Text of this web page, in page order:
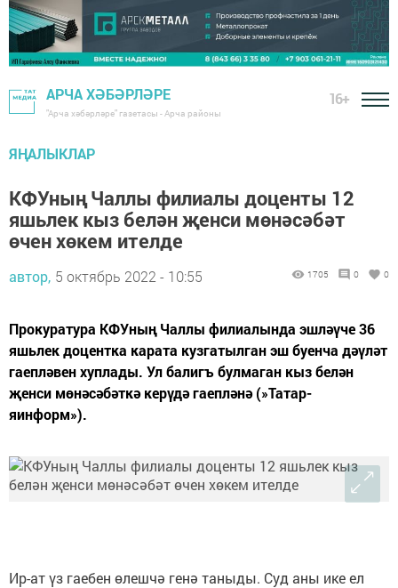
АРЧА ХӘБӘРЛӘРЕ
"Арча хәбәрләре" газетасы - Арча районы
16+
ЯҢАЛЫКЛАР
КФУның Чаллы филиалы доценты 12
яшьлек кыз белән җенси мөнәсәбәт
өчен хөкем ителде
автор, 5 октябрь 2022 - 10:55 1705 0 0
Прокуратура КФУның Чаллы филиалында эшләүче 36
яшьлек доцентка карата кузгатылган эш буенча дәүләт
гаепләвен хуплады. Ул балигъ булмаган кыз белән
җенси мөнәсәбәткә керүдә гаепләнә (»Татар-
яинформ»).
Ир-ат үз гаебен өлешчә генә таныды. Суд аны ике ел